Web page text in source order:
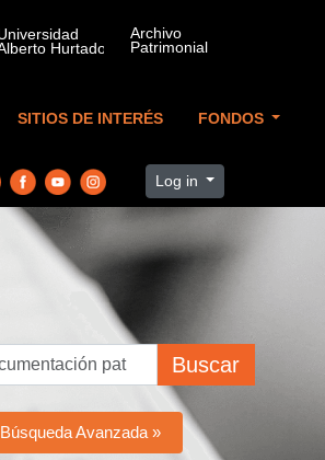
SITIOS DE INTERÉS FONDOS
Log in
Buscar
Búsqueda Avanzada »